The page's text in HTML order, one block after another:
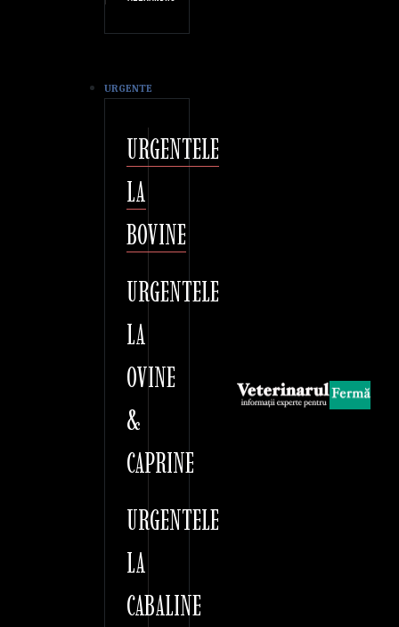
URGENTE
URGENTELE
LA
BOVINE
URGENTELE
LA
OVINE
&
CAPRINE
URGENTELE
LA
CABALINE